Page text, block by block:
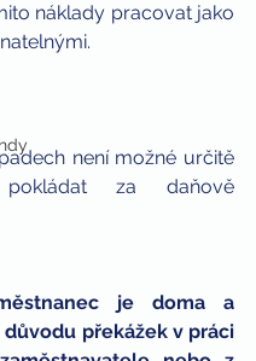
náklady pracovat jako
není možné určitě
pokládat za daňově
je doma a
důvodu překážek v práci